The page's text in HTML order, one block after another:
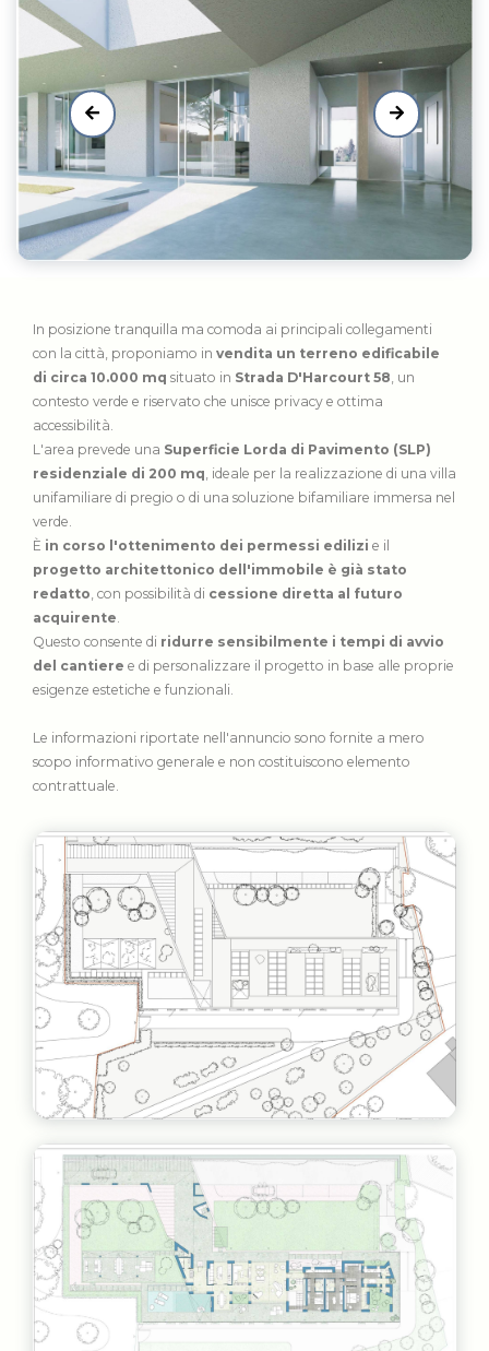
In posizione tranquilla ma comoda ai principali collegamenti
con la città, proponiamo in vendita un terreno edificabile
di circa 10.000 mq situato in Strada D'Harcourt 58 , un
contesto verde e riservato che unisce privacy e ottima
accessibilità.
L'area prevede una Superficie Lorda di Pavimento (SLP)
residenziale di 200 mq , ideale per la realizzazione di una villa
unifamiliare di pregio o di una soluzione bifamiliare immersa nel
verde.
È in corso l'ottenimento dei permessi edilizi e il
progetto architettonico dell'immobile è già stato
redatto , con possibilità di cessione diretta al futuro
acquirente
Questo consente di ridurre sensibilmente i tempi di avvio
del cantiere e di personalizzare il progetto in base alle proprie
esigenze estetiche e funzionali.
Le informazioni riportate nell'annuncio sono fornite a mero
scopo informativo generale e non costituiscono elemento
contrattuale.